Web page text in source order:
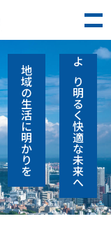
より明るく快適な未来へ
地域の生活に明かりを